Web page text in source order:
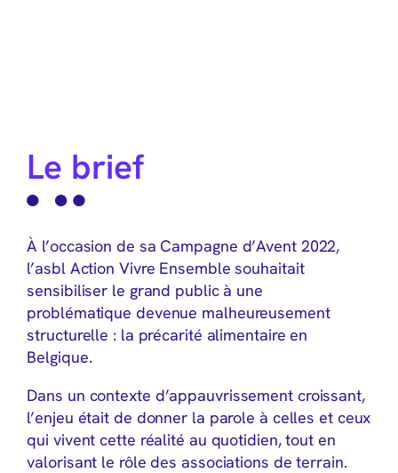
Le brief
À l’occasion de sa Campagne d’Avent 2022,
l’asbl Action Vivre Ensemble souhaitait
sensibiliser le grand public à une
problématique devenue malheureusement
structurelle : la précarité alimentaire en
Belgique.
Dans un contexte d’appauvrissement croissant,
l’enjeu était de donner la parole à celles et ceux
qui vivent cette réalité au quotidien, tout en
valorisant le rôle des associations de terrain.